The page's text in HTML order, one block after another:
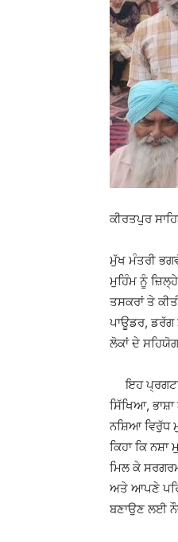
ਕੀਰਤਪੁਰ
ਮੁੱਖ ਮੰਤਰੀ
ਮੁਹਿੰਮ ਨੂੰ
ਤਸਕਰਾਂ ਤੇ
ਪਾਊਡਰ, ਡਰੱਗ
ਲੋਕਾਂ ਦੇ
ਇਹ
ਸਿੱਖਿਆ,
ਨਸ਼ਿਆ ਵਿਰੁੱਧ
ਕਿਹਾ ਕਿ
ਮਿਲ ਕੇ
ਅਤੇ ਆਪਣੇ
ਬਣਾਉਣ ਲਈ